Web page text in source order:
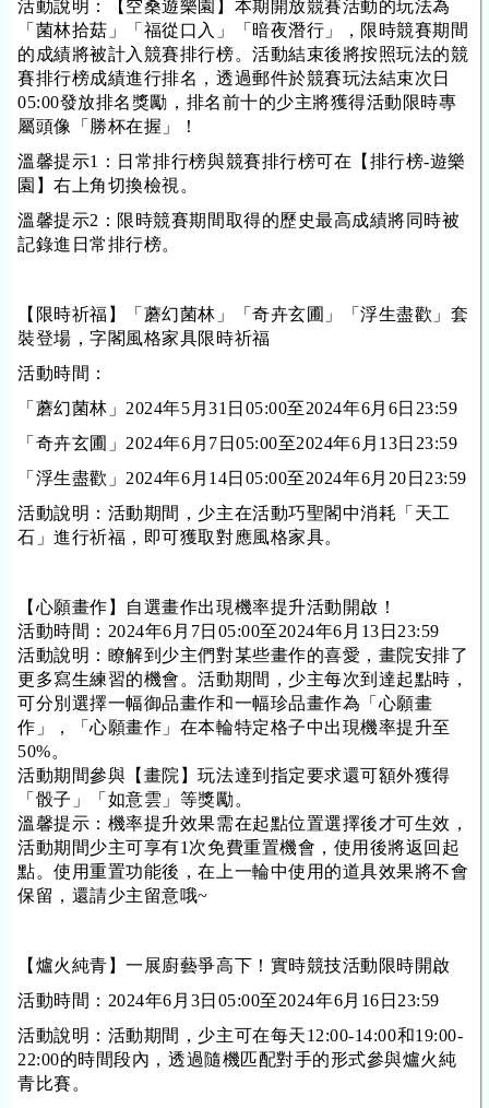
活動說明：【空桑遊樂園】本期開放競賽活動的玩法為
「菌林拾菇」「福從口入」「暗夜潛行」，限時競賽期間
的成績將被計入競賽排行榜。活動結束後將按照玩法的競
賽排行榜成績進行排名，透過郵件於競賽玩法結束次日
05:00發放排名獎勵，排名前十的少主將獲得活動限時專
屬頭像「勝杯在握」！
溫馨提示1：日常排行榜與競賽排行榜可在【排行榜-遊樂
園】右上角切換檢視。
溫馨提示2：限時競賽期間取得的歷史最高成績將同時被
記錄進日常排行榜。
【限時祈福】「蘑幻菌林」「奇卉玄圃」「浮生盡歡」套
裝登場，字閣風格家具限時祈福
活動時間：
「蘑幻菌林」2024年5月31日05:00至2024年6月6日23:59
「奇卉玄圃」2024年6月7日05:00至2024年6月13日23:59
「浮生盡歡」2024年6月14日05:00至2024年6月20日23:59
活動說明：活動期間，少主在活動巧聖閣中消耗「天工
石」進行祈福，即可獲取對應風格家具。
【心願畫作】自選畫作出現機率提升活動開啟！
活動時間：2024年6月7日05:00至2024年6月13日23:59
活動說明：瞭解到少主們對某些畫作的喜愛，畫院安排了
更多寫生練習的機會。活動期間，少主每次到達起點時，
可分別選擇一幅御品畫作和一幅珍品畫作為「心願畫
作」，「心願畫作」在本輪特定格子中出現機率提升至
50%。
活動期間參與【畫院】玩法達到指定要求還可額外獲得
「骰子」「如意雲」等獎勵。
溫馨提示： 機率提升效果需在起點位置選擇後才可生效，
活動期間少主可享有1次免費重置機會，使用後將返回起
點。使用重置功能後，在上一輪中使用的道具效果將不會
保留，還請少主留意哦~
【爐火純青】一展廚藝爭高下！實時競技活動限時開啟
活動時間： 2024年6月 3日05:00至2024年6月16 日23:59
活動說明：活動期間，少主可在每天12:00-14:00和19:00-
22:00的時間段內，透過隨機匹配對手的形式參與爐火純
青比賽。